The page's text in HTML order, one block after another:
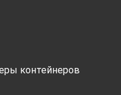
контейнеров